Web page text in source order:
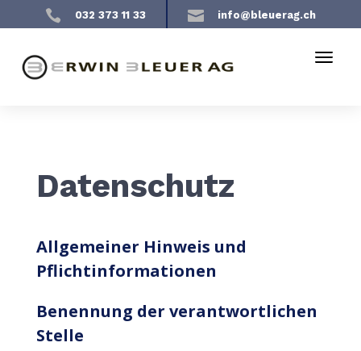
 032 373 11 33  info@bleuerag.ch
Datenschutz
Allgemeiner Hinweis und
Pflichtinformationen
Benennung der verantwortlichen
Stelle